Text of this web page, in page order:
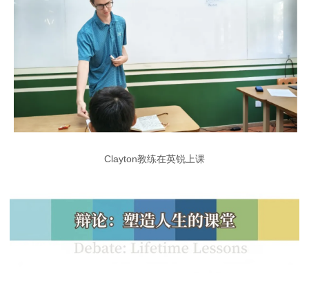
Clayton教练在英锐上课